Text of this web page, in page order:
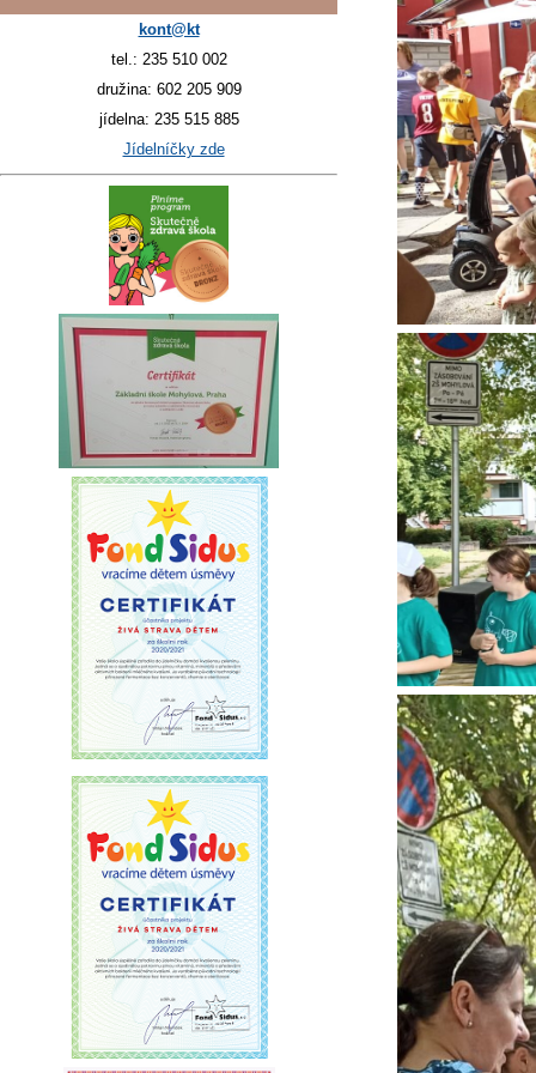
kont@kt
tel.: 235 510 002
družina: 602 205 909
jídelna: 235 515 885
Jídelníčky zde